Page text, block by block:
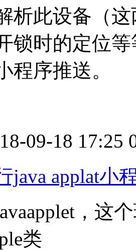
析此设备（
锁时的定位
程序推送。
09-18 17:25
java applat小
，这
类